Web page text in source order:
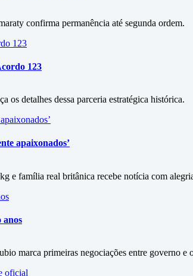
confirma permanência até segunda ordem.
123
detalhes dessa parceria estratégica histórica.
apaixonados’
e família real britânica recebe notícia com
anos
marca primeiras negociações entre governo e